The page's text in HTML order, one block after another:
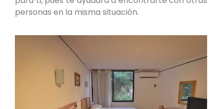
personas en la misma situación.